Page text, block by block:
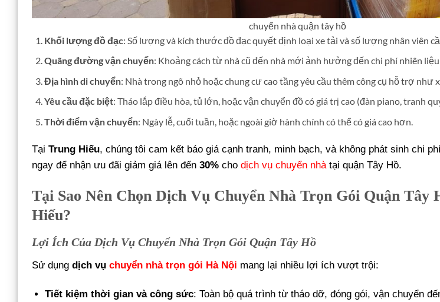
chuyển nhà quận tây hồ
Khối lượng đồ đạc: Số lượng và kích thước đồ đạc quyết định loại xe tải và số lượng nhân viên
Quãng đường vận chuyển: Khoảng cách từ nhà cũ đến nhà mới ảnh hưởng đến chi phí nhiên
Địa hình di chuyển: Nhà trong ngõ nhỏ hoặc chung cư cao tầng yêu cầu thêm công cụ hỗ trợ như
Yêu cầu đặc biệt: Tháo lắp điều hòa, tủ lớn, hoặc vận chuyển đồ có giá trị cao (đàn piano, tranh
Thời điểm vận chuyển: Ngày lễ, cuối tuần, hoặc ngoài giờ hành chính có thể có giá cao hơn.
Tại Trung Hiếu, chúng tôi cam kết báo giá cạnh tranh, minh bạch, và không phát sinh chi
ngay để nhận ưu đãi giảm giá lên đến 30% cho dịch vụ chuyển nhà tại quận Tây Hồ.
Tại Sao Nên Chọn Dịch Vụ Chuyển Nhà Trọn Gói Quận Tây
Hiếu?
Lợi Ích Của Dịch Vụ Chuyển Nhà Trọn Gói Quận Tây Hồ
Sử dụng dịch vụ chuyển nhà trọn gói Hà Nội mang lại nhiều lợi ích vượt trội:
Tiết kiệm thời gian và công sức: Toàn bộ quá trình từ tháo dỡ, đóng gói, vận chuyển